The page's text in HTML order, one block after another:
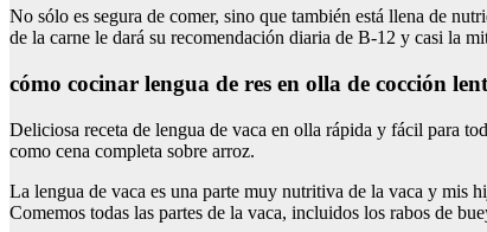
No sólo es segura de comer, sino que también está llena de
de la carne le dará su recomendación diaria de B-12 y casi la
cómo cocinar lengua de res en olla de cocción
Deliciosa receta de lengua de vaca en olla rápida y fácil para
como cena completa sobre arroz.
La lengua de vaca es una parte muy nutritiva de la vaca y mis
Comemos todas las partes de la vaca, incluidos los rabos de